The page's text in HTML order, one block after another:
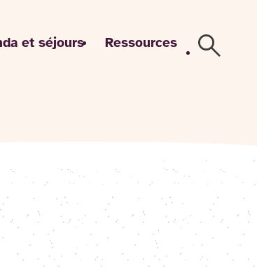
et séjours Ressources